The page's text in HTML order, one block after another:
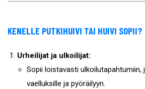
KENELLE PUTKIHUIVI TAI HUIVI SOPII?
Urheilijat ja ulkoilijat:
Sopii loistavasti ulkoilutapahtumiin,
vaelluksille ja pyöräilyyn.